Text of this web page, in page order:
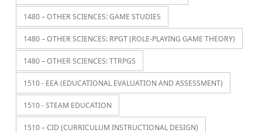
1480 – OTHER SCIENCES: GAME STUDIES
1480 – OTHER SCIENCES: RPGT (ROLE-PLAYING GAME THEORY)
1480 – OTHER SCIENCES: TTRPGS
1510 - EEA (EDUCATIONAL EVALUATION AND ASSESSMENT)
1510 - STEAM EDUCATION
1510 – CID (CURRICULUM INSTRUCTIONAL DESIGN)